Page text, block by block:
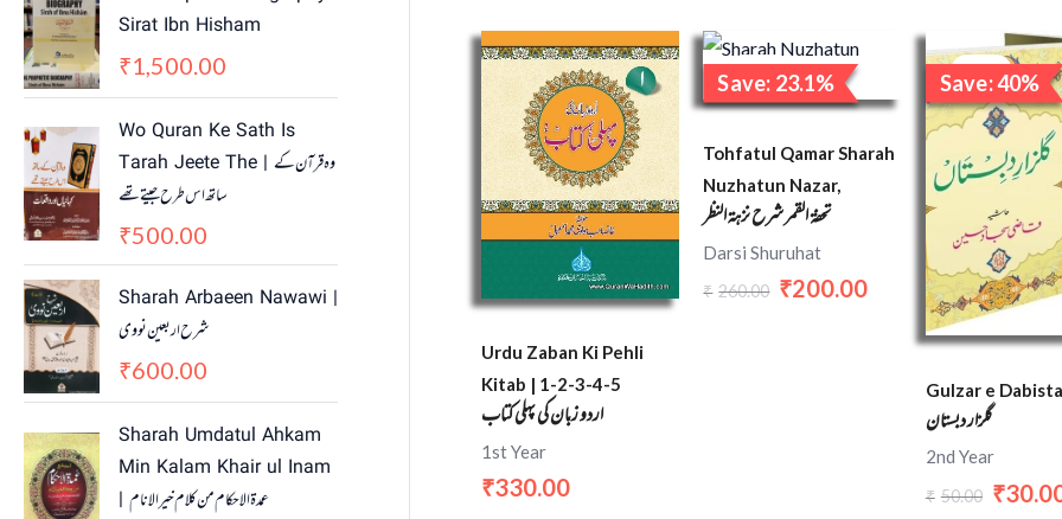
p
r
i
c
a
s
:
₹
5
0
.
0
0
.
c
e
i
4
5
0
.
Sirat Ibn Hisham
₹1,500.00
Wo Quran Ke Sath Is
Tarah Jeete The | وہ قرآن کے
ساتھ اس طرح جیتے تھے
₹500.00
Sharah Arbaeen Nawawi |
شرح اربعین نووی
₹600.00
Sharah Umdatul Ahkam
Min Kalam Khair ul Inam
| عمدۃ الاحکام من کلام خیر الانام
Urdu Zaban Ki Pehli
Kitab | 1-2-3-4-5
اردو زبان کی پہلی کتاب
1st Year
₹330.00
Save: 23.1%
Tohfatul Qamar Sharah
Nuzhatun Nazar,
تحفة القمر شرح نزہة النظر
Darsi Shuruhat
₹ 260.00
Original
price
was:
₹260.00.
₹200.00
Current
₹200.00.
Save: 40%
Gulzar e
گلزار دبستان
2nd Year
₹ 50.00
Original
price
was:
₹50.00.
₹